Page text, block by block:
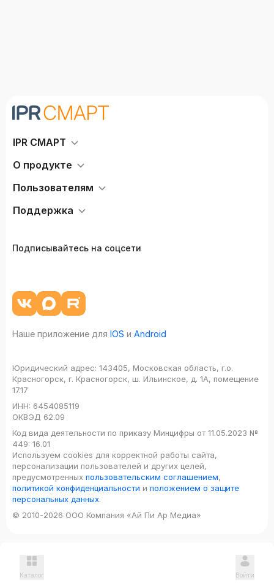
IPR СМАРТ
О продукте
Пользователям
Поддержка
Подписывайтесь на соцсети
Наше приложение для IOS и Android
Юридический адрес: 143405, Московская область, г.о.
Красногорск, г. Красногорск, ш. Ильинское, д. 1А, помещение
17.17
ИНН: 6454085119
ОКВЭД 62.09
Код вида деятельности по приказу Минцифры от 11.05.2023 №
449: 16.01
Используем cookies для корректной работы сайта,
персонализации пользователей и других целей,
предусмотренных пользовательским соглашением,
политикой конфиденциальности и положением о защите
персональных данных.
© 2010-2026 ООО Компания «Ай Пи Ар Медиа»
Каталог Войти